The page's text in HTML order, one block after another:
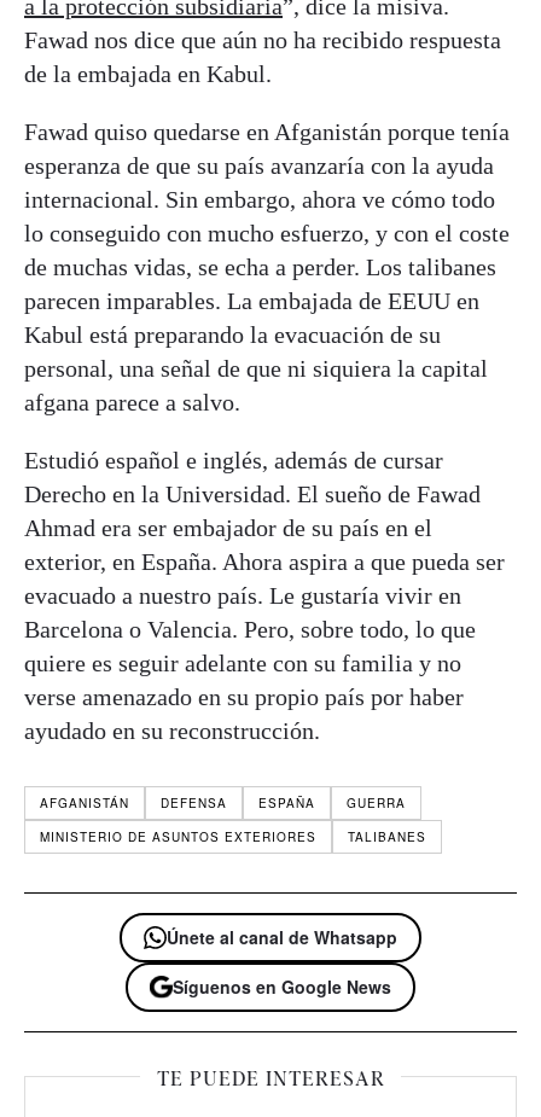
a la protección subsidiaria”, dice la misiva.
Fawad nos dice que aún no ha recibido respuesta
de la embajada en Kabul.
Fawad quiso quedarse en Afganistán porque tenía
esperanza de que su país avanzaría con la ayuda
internacional. Sin embargo, ahora ve cómo todo
lo conseguido con mucho esfuerzo, y con el coste
de muchas vidas, se echa a perder. Los talibanes
parecen imparables. La embajada de EEUU en
Kabul está preparando la evacuación de su
personal, una señal de que ni siquiera la capital
afgana parece a salvo.
Estudió español e inglés, además de cursar
Derecho en la Universidad. El sueño de Fawad
Ahmad era ser embajador de su país en el
exterior, en España. Ahora aspira a que pueda ser
evacuado a nuestro país. Le gustaría vivir en
Barcelona o Valencia. Pero, sobre todo, lo que
quiere es seguir adelante con su familia y no
verse amenazado en su propio país por haber
ayudado en su reconstrucción.
AFGANISTÁN DEFENSA ESPAÑA
GUERRA
MINISTERIO DE ASUNTOS EXTERIORES
TALIBANES
Únete al canal de Whatsapp
Síguenos en Google News
TE PUEDE INTERESAR